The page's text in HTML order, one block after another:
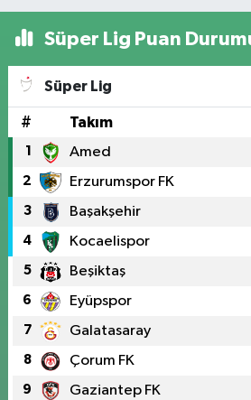
Süper Lig Puan
Süper Lig
# Takım
1 Amed
2 Erzurumspor FK
3 Başakşehir
4 Kocaelispor
5 Beşiktaş
6 Eyüpspor
7 Galatasaray
8 Çorum FK
9 Gaziantep FK